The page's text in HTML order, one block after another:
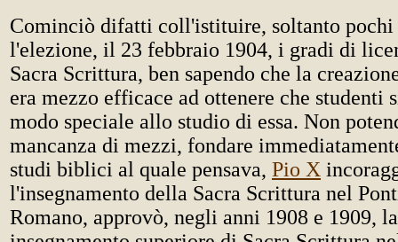
Cominciò difatti coll'istituire, soltanto pochi
l'elezione, il 23 febbraio 1904, i gradi di
Sacra Scrittura, ben sapendo che la
era mezzo efficace ad ottenere che studenti
modo speciale allo studio di essa. Non
mancanza di mezzi, fondare
studi biblici al quale pensava, Pio X
l'insegnamento della Sacra Scrittura nel
Romano, approvò, negli anni 1908 e 1909,